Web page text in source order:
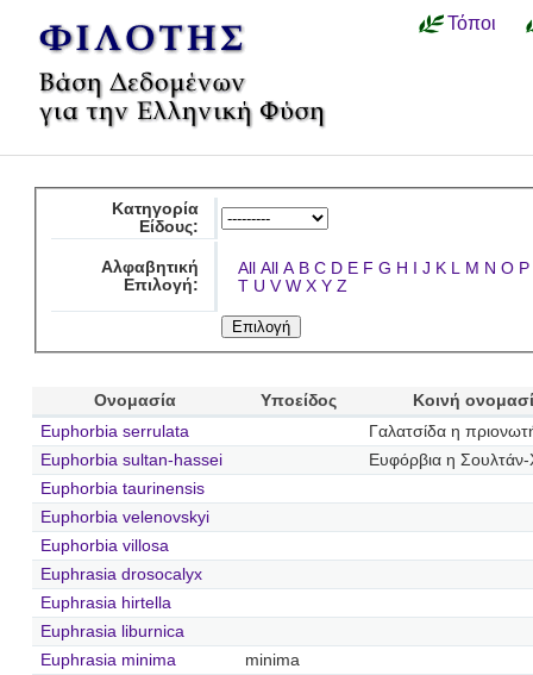
Τόποι
Κατηγορία
Είδους:
Αλφαβητική
Επιλογή:
All All A B C D E F G H I J K L M N O P
T U V W X Y Z
Ονομασία Υποείδος
Κοινή
Euphorbia serrulata
Γαλατσίδα η
Euphorbia sultan-hassei
Ευφόρβια η Σουλτάν-
Euphorbia taurinensis
Euphorbia velenovskyi
Euphorbia villosa
Euphrasia drosocalyx
Euphrasia hirtella
Euphrasia liburnica
Euphrasia minima
minima